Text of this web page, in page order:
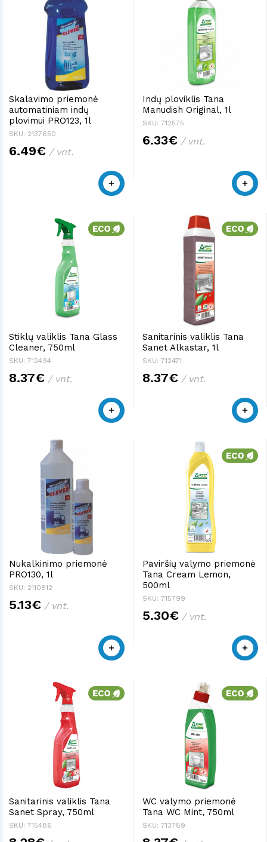
Skalavimo priemonė
automatiniam indų
plovimui PRO123, 1l
SKU: 2137650
6.49€ / vnt.
Indų ploviklis Tana
Manudish Original, 1l
SKU: 712575
6.33€ / vnt.
Stiklų valiklis Tana Glass
Cleaner, 750ml
SKU: 712494
8.37€ / vnt.
Sanitarinis valiklis Tana
Sanet Alkastar, 1l
SKU: 712471
8.37€ / vnt.
Nukalkinimo priemonė
PRO130, 1l
SKU: 2110812
5.13€ / vnt.
Paviršių valymo priemonė
Tana Cream Lemon,
500ml
SKU: 715799
5.30€ / vnt.
Sanitarinis valiklis Tana
Sanet Spray, 750ml
SKU: 715486
WC valymo priemonė
Tana WC Mint, 750ml
SKU: 713789